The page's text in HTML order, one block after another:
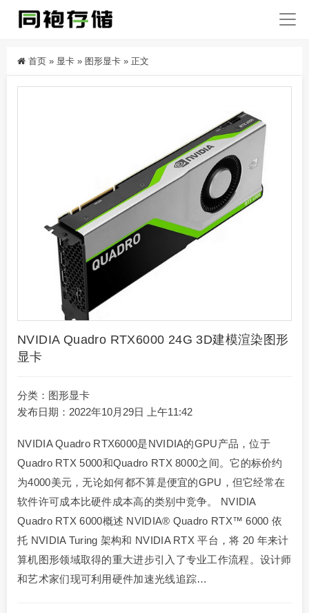
首页 » 显卡 » 图形显卡 » 正文
NVIDIA Quadro RTX6000 24G 3D建模渲染图形
显卡
分类： 图形显卡
发布日期：2022年10月29日 上午11:42
NVIDIA Quadro RTX6000是NVIDIA的GPU产品，位于
Quadro RTX 5000和Quadro RTX 8000之间。它的标价约
为4000美元，无论如何都不算是便宜的GPU，但它经常在
软件许可成本比硬件成本高的类别中竞争。 NVIDIA
Quadro RTX 6000概述 NVIDIA® Quadro RTX™ 6000 依
托 NVIDIA Turing 架构和 NVIDIA RTX 平台，将 20 年来计
算机图形领域取得的重大进步引入了专业工作流程。设计师
和艺术家们现可利用硬件加速光线追踪…